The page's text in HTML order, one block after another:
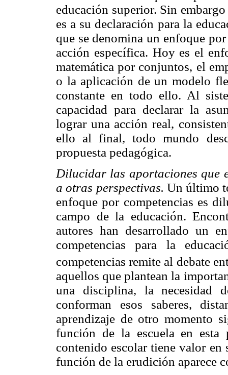
educación superior. Sin
es a su declaración para la
que se denomina un enfoque
acción específica. Hoy es el
matemática por conjuntos, el
o la aplicación de un modelo
constante en todo ello. Al
capacidad para declarar la
lograr una acción real,
ello al final, todo mundo
propuesta pedagógica.
Dilucidar las aportaciones que
a otras perspectivas. Un último
enfoque por competencias es
campo de la educación.
autores han desarrollado un
competencias para la
competencias remite al debate
aquellos que plantean la
una disciplina, la necesidad
conforman esos saberes,
aprendizaje de otro momento
función de la escuela en esta
contenido escolar tiene valor
función de la erudición aparece